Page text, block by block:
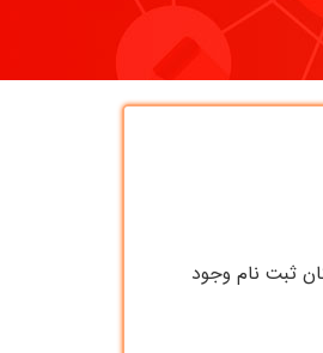
زمانی امکان ثبت نام وجود